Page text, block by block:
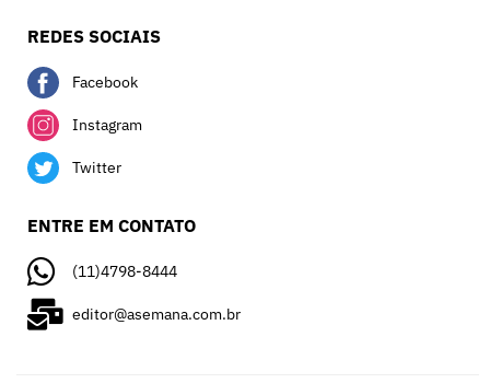
REDES SOCIAIS
Facebook
Instagram
Twitter
ENTRE EM CONTATO
(11)4798-8444
editor@asemana.com.br